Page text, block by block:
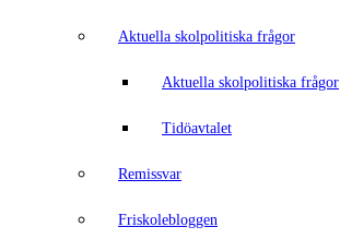
Aktuella skolpolitiska frågor
Aktuella skolpolitiska frågor
Tidöavtalet
Remissvar
Friskolebloggen